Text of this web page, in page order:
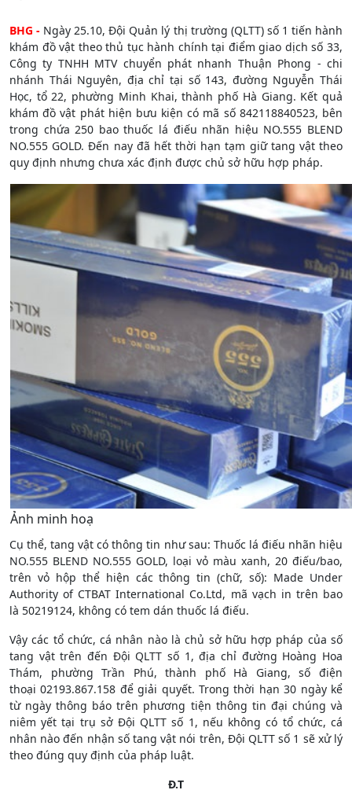
BHG - Ngày 25.10, Đội Quản lý thị trường (QLTT) số 1 tiến hành
khám đồ vật theo thủ tục hành chính tại điểm giao dịch số 33,
Công ty TNHH MTV chuyển phát nhanh Thuận Phong - chi
nhánh Thái Nguyên, địa chỉ tại số 143, đường Nguyễn Thái
Học, tổ 22, phường Minh Khai, thành phố Hà Giang. Kết quả
khám đồ vật phát hiện bưu kiện có mã số 842118840523, bên
trong chứa 250 bao thuốc lá điếu nhãn hiệu NO.555 BLEND
NO.555 GOLD. Đến nay đã hết thời hạn tạm giữ tang vật theo
quy định nhưng chưa xác định được chủ sở hữu hợp pháp.
Ảnh minh hoạ
Cụ thể, tang vật có thông tin như sau: Thuốc lá điếu nhãn hiệu
NO.555 BLEND NO.555 GOLD, loại vỏ màu xanh, 20 điếu/bao,
trên vỏ hộp thể hiện các thông tin (chữ, số): Made Under
Authority of CTBAT International Co.Ltd, mã vạch in trên bao
là 50219124, không có tem dán thuốc lá điếu.
Vậy các tổ chức, cá nhân nào là chủ sở hữu hợp pháp của số
tang vật trên đến Đội QLTT số 1, địa chỉ đường Hoàng Hoa
Thám, phường Trần Phú, thành phố Hà Giang, số điện
thoại 02193.867.158 để giải quyết. Trong thời hạn 30 ngày kể
từ ngày thông báo trên phương tiện thông tin đại chúng và
niêm yết tại trụ sở Đội QLTT số 1, nếu không có tổ chức, cá
nhân nào đến nhận số tang vật nói trên, Đội QLTT số 1 sẽ xử lý
theo đúng quy định của pháp luật.
Đ.T